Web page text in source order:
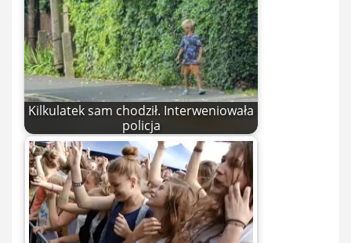
Kilkulatek sam chodził. Interweniowała
policja